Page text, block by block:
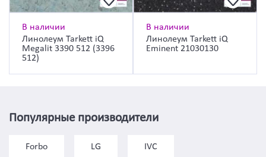
В наличии
Линолеум Tarkett iQ
Megalit 3390 512 (3396
512)
В наличии
Линолеум Tarkett iQ
Eminent 21030130
Популярные производители
Forbo LG IVC